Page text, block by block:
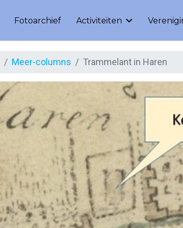
Fotoarchief Activiteiten
Meer-columns Trammelant in Haren